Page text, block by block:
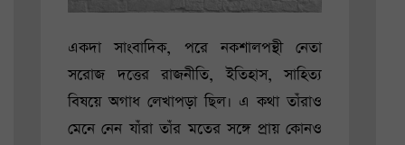
একদা সাংবাদিক, পরে নকশালপন্থী নেতা
সরোজ দত্তের রাজনীতি, ইতিহাস, সাহিত্য
বিষয়ে অগাধ লেখাপড়া ছিল। এ কথা তাঁরাও
মেনে নেন যাঁরা তাঁর মতের সঙ্গে প্রায় কোনও